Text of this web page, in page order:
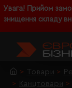
Увага! Прийом
знищення складу
Товари
Канцтовари